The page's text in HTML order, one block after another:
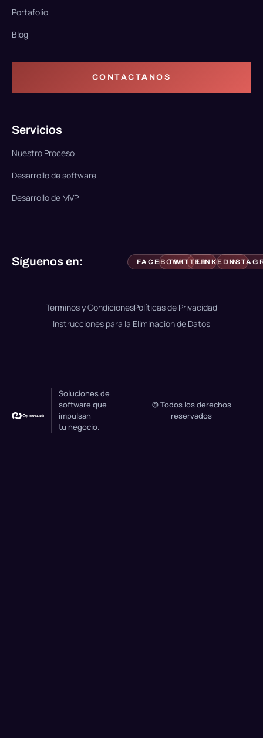
Portafolio
Blog
CONTACTANOS
Servicios
Nuestro Proceso
Desarrollo de software
Desarrollo de MVP
Síguenos en: FACEBOOKTWITTERLINKEDIN
Terminos y CondicionesPolíticas de Privacidad
Instrucciones para la Eliminación de Datos
Soluciones de
software que
impulsan
tu negocio.
© Todos los derechos
reservados